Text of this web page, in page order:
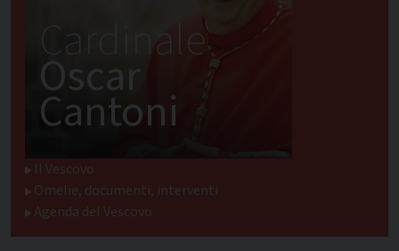
Cardinale
Oscar
Cantoni
Il Vescovo
Omelie, documenti, interventi
Agenda del Vescovo